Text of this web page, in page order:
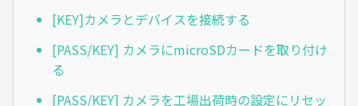
[KEY]カメラとデバイスを接続する
[PASS/KEY] カメラにmicroSDカードを取り付け
る
[PASS/KEY] カメラを工場出荷時の設定にリセッ